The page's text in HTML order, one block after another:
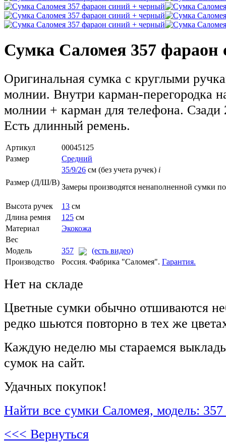
Сумка Саломея 357
Оригинальная сумка с круглыми
молнии. Внутри карман-перегородка
молнии + карман для телефона.
Есть длинный ремень.
Артикул
00045125
Размер
Средний
Размер (Д/Ш/В)
35/9/26 см (без учета ручек) i
Замеры производятся ненаполненной сумки
Высота ручек 13 см
Длина ремня
125 см
Материал
Экокожа
Вес
Модель
357
(есть видео)
Производство
Россия. Фабрика "Саломея". Гарантия.
Нет на складе
Цветные сумки обычно отшиваются
редко шьются повторно в тех же
Каждую неделю мы стараемся
сумок на сайт.
Удачных покупок!
Найти все сумки Саломея, модель:
<<< Вернуться